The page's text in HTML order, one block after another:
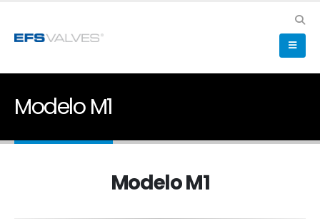
Modelo M1
Modelo M1